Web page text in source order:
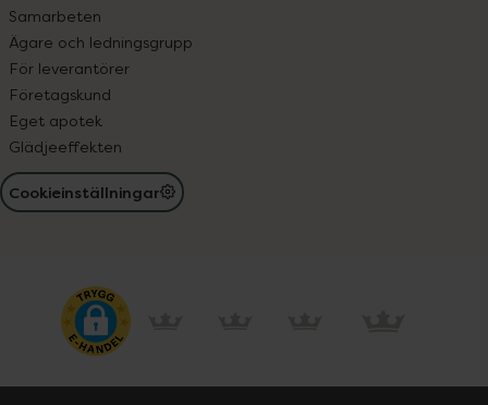
Samarbeten
Ägare och ledningsgrupp
För leverantörer
Företagskund
Eget apotek
Glädjeeffekten
Cookieinställningar